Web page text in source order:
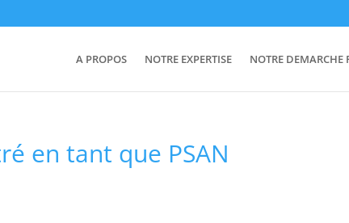
A PROPOS NOTRE EXPERTISE NOTRE DEMARCHE
en tant que PSAN